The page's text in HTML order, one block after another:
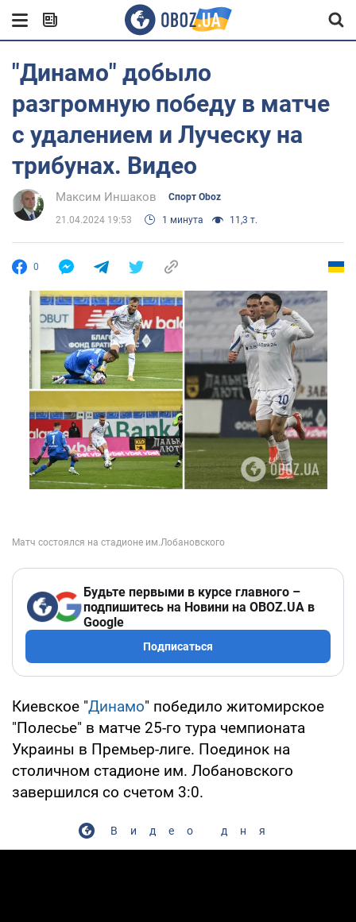
"Динамо" добыло
разгромную победу в матче
с удалением и Луческу на
трибунах. Видео
Максим Иншаков Спорт Oboz
21.04.2024 19:53 1 минута 11,3 т.
0
Будьте первыми в курсе главного –
подпишитесь на Новини на OBOZ.UA в
Google
Подписаться
Киевское "Динамо" победило житомирское
"Полесье" в матче 25-го тура чемпионата
Украины в Премьер-лиге. Поединок на
столичном стадионе им. Лобановского
завершился со счетом 3:0.
Видео дня